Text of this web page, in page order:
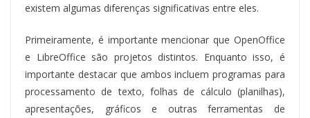
existem algumas diferenças significativas entre eles.
Primeiramente, é importante mencionar que OpenOffice
e LibreOffice são projetos distintos. Enquanto isso, é
importante destacar que ambos incluem programas para
processamento de texto, folhas de cálculo (planilhas),
apresentações, gráficos e outras ferramentas de